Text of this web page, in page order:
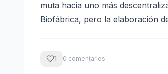
muta hacia uno más
Biofábrica, pero la elaboración
1 0 comentarios